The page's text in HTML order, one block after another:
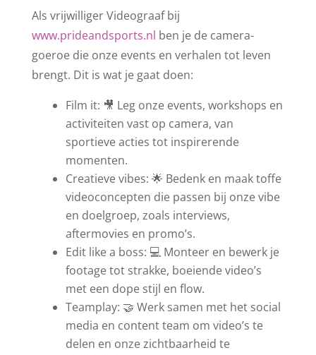
Als vrijwilliger Videograaf bij
www.prideandsports.nl ben je de camera-
goeroe die onze events en verhalen tot leven
brengt. Dit is wat je gaat doen:
Film it: 🎥 Leg onze events, workshops en
activiteiten vast op camera, van
sportieve acties tot inspirerende
momenten.
Creatieve vibes: 🌟 Bedenk en maak toffe
videoconcepten die passen bij onze vibe
en doelgroep, zoals interviews,
aftermovies en promo’s.
Edit like a boss: 💻 Monteer en bewerk je
footage tot strakke, boeiende video’s
met een dope stijl en flow.
Teamplay: 🤝 Werk samen met het social
media en content team om video’s te
delen en onze zichtbaarheid te